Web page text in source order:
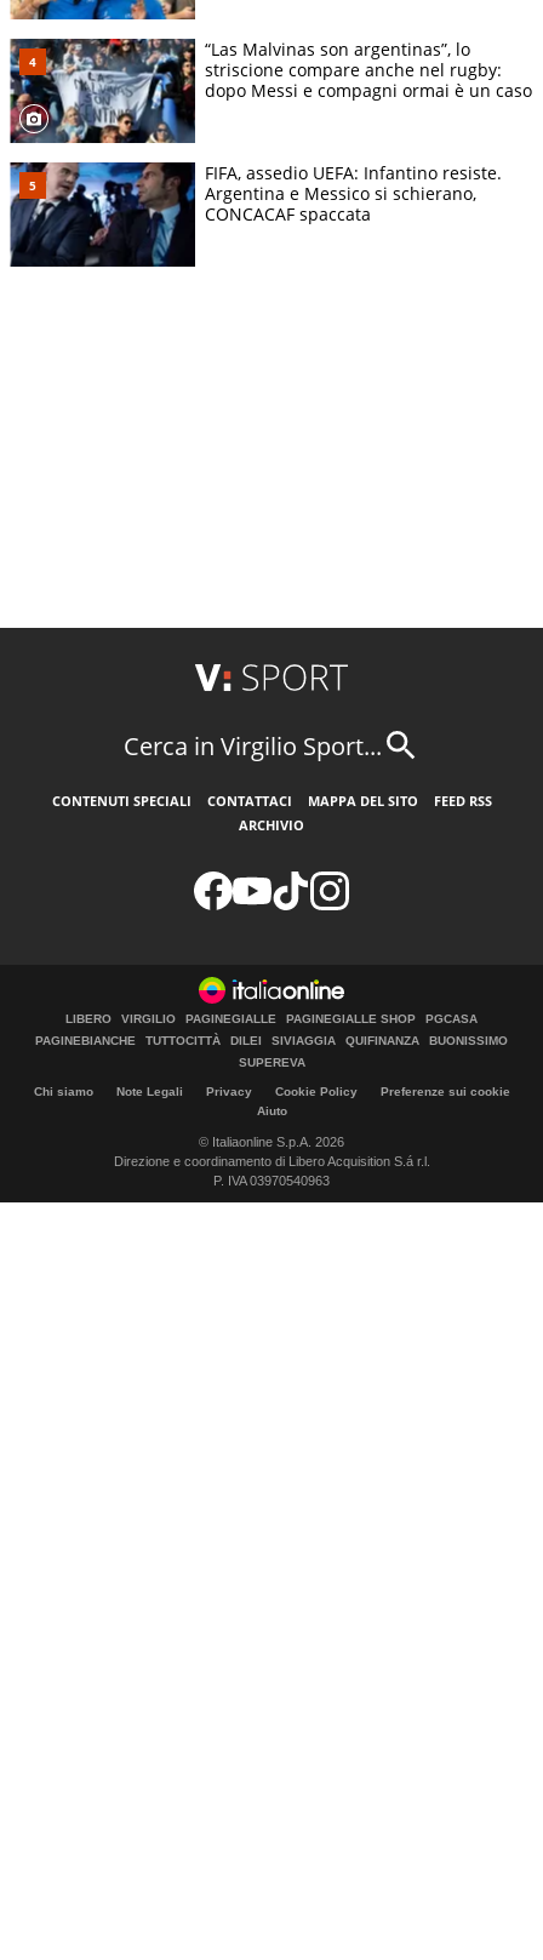
“Las Malvinas son argentinas”, lo
striscione compare anche nel rugby:
dopo Messi e compagni ormai è un caso
FIFA, assedio UEFA: Infantino resiste.
Argentina e Messico si schierano,
CONCACAF spaccata
Cerca in Virgilio Sport...
CONTENUTI SPECIALI CONTATTACI MAPPA DEL SITO
FEED RSS
ARCHIVIO
LIBERO VIRGILIO PAGINEGIALLE PAGINEGIALLE SHOP
PGCASA
PAGINEBIANCHE
TUTTOCITTÀ DILEI SIVIAGGIA QUIFINANZA
BUONISSIMO
SUPEREVA
Chi siamo Note Legali Privacy Cookie Policy
Preferenze sui cookie
Aiuto
© Italiaonline S.p.A. 2026
Direzione e coordinamento di Libero Acquisition S.á r.l.
P. IVA 03970540963